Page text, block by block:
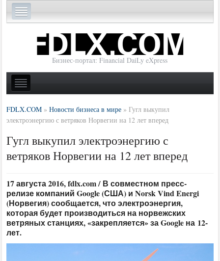
Бизнес-портал: Financial DaiLy eXpress
FDLX.COM »Новости бизнеса в мире »Гугл выкупил
электроэнергию с ветряков Норвегии на 12 лет вперед
Гугл выкупил электроэнергию с
ветряков Норвегии на 12 лет вперед
17 августа 2016, fdlx.com / В совместном пресс-
релизе компаний Google (США) и Norsk Vind Energi
(Норвегия) сообщается, что электроэнергия,
которая будет производиться на норвежских
ветряных станциях, «закрепляется» за Google на 12-
лет.